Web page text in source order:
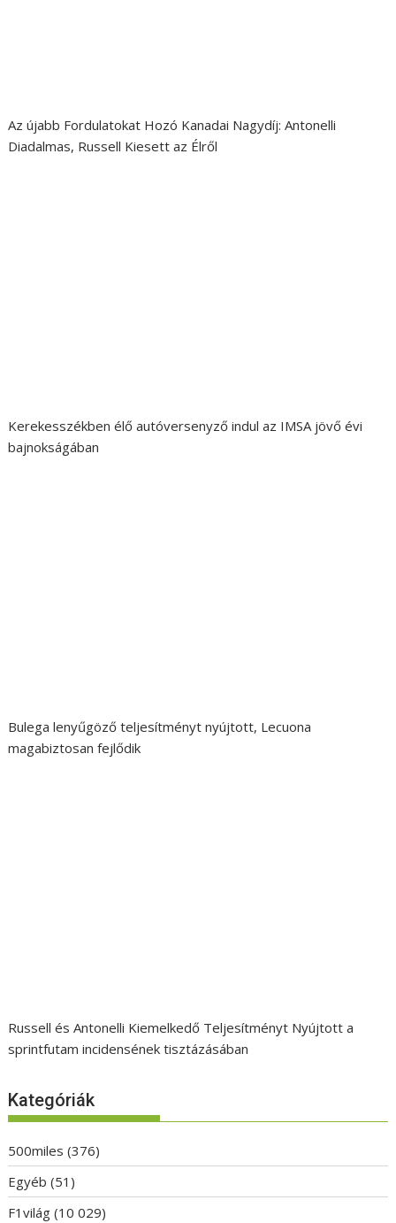
Az újabb Fordulatokat Hozó Kanadai Nagydíj: Antonelli
Diadalmas, Russell Kiesett az Élről
Kerekesszékben élő autóversenyző indul az IMSA jövő évi
bajnokságában
Bulega lenyűgöző teljesítményt nyújtott, Lecuona
magabiztosan fejlődik
Russell és Antonelli Kiemelkedő Teljesítményt Nyújtott a
sprintfutam incidensének tisztázásában
Kategóriák
500miles (376)
Egyéb (51)
F1világ (10 029)